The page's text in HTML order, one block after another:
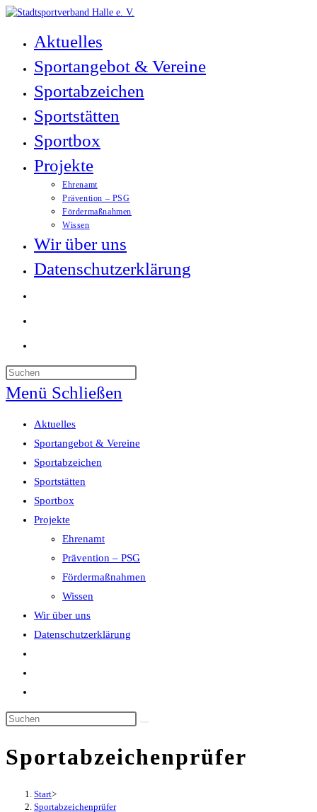
Zum
springenAktuelles
Sportangebot & Vereine
Sportabzeichen
Sportstätten
Sportbox
Projekte
Ehrenamt
Prävention – PSG
Fördermaßnahmen
Wissen
Wir über uns
Datenschutzerklärung
Suche
umschalten
Menü Schließen
Aktuelles
Sportangebot & Vereine
Sportabzeichen
Sportstätten
Sportbox
Projekte
Ehrenamt
Prävention – PSG
Fördermaßnahmen
Wissen
Wir über uns
Datenschutzerklärung
Suche
umschalten
Sportabzeichenprüfer
Start>
Sportabzeichenprüfer